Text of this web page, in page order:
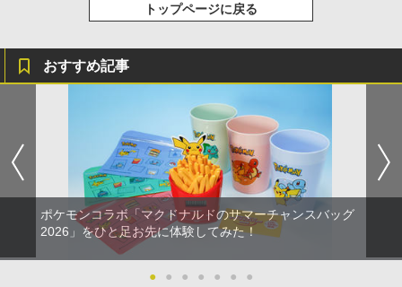
トップページに戻る
おすすめ記事
ポケモンコラボ「マクドナルドのサマーチャンスバッグ
2026」をひと足お先に体験してみた！
● ● ● ● ● ● ●